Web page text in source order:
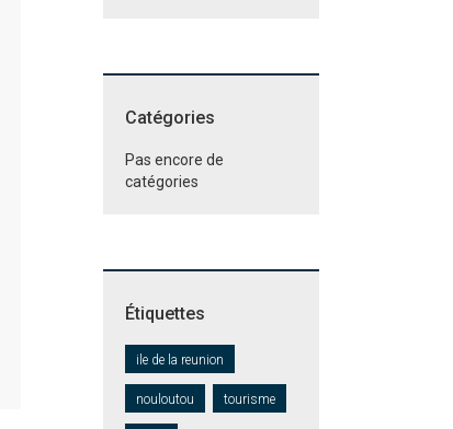
Catégories
Pas encore de
catégories
Étiquettes
ile de la reunion
nouloutou tourisme